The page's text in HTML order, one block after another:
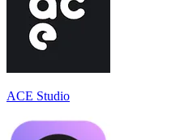
ACE Studio